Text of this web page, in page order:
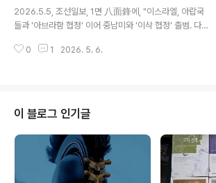
과 수맥을 모조리 끊고 다녔다.이후 배를 타고 서쪽으로 돌
아갈 때 매로 변신한 한라산 수호신이 돛대 위에 앉아 돌풍
는 것을 막았다고 하여 차귀(遮歸)라고 부르게 되었다고
2026.5.5, 조선일보, 1면 八面鋒에, "이스라엘, 아랍국
들과 '아브라함 협정' 이어 중남미와 '이삭 협정' 출범. 다음
라함, 이삭, 야곱은 구약 성경 속의 인물들인데, 왜 이들이
국 중재로 이스라엘과 아랍에미리트(UAE), 바레인이 외교
관계를 정상화한 협정입니다.유대교·기독교·이슬람교의 공
통 조상인 아브라함의 이름을 따 종교 간 화합과 중동 평화
를 표방하며, 이후 수단, 모로코로 확대되었습니다.• 핵심
내용 및 의미체결 배경: 도널드 트럼프 행정부의 ..
0 1 2026. 5. 6.
이 블로그 인기글